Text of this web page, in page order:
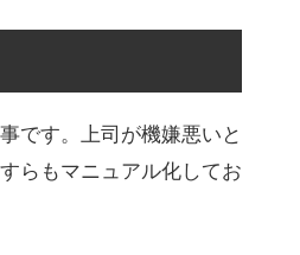
です。上司が機嫌悪いと
らもマニュアル化してお